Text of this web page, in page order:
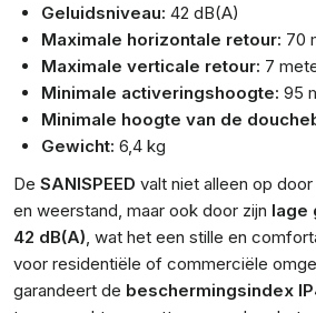
Geluidsniveau: 42 dB(A)
Maximale horizontale retour: 70
Maximale verticale retour: 7
Minimale activeringshoogte: 95
Minimale hoogte van de
Gewicht: 6,4 kg
De SANISPEED valt niet alleen op
en weerstand, maar ook door zijn lage
42 dB(A), wat het een stille en
voor residentiële of commerciële
garandeert de beschermingsindex